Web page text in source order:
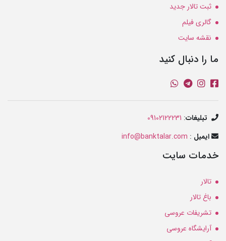
ثبت تالار جدید
گالری فیلم
نقشه سایت
ما را دنبال کنید
تبلیغات:
09102122231
ایمیل :
info@banktalar.com
خدمات سایت
تالار
باغ تالار
تشریفات عروسی
آرایشگاه عروسی